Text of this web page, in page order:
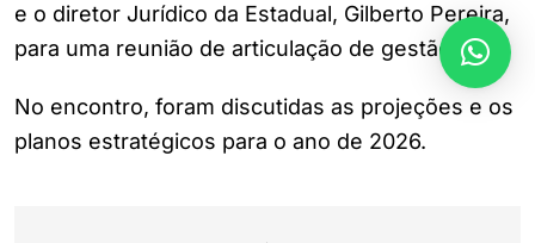
e o diretor Jurídico da Estadual, Gilberto Pereira,
para uma reunião de articulação de gestão.
No encontro, foram discutidas as projeções e os
planos estratégicos para o ano de 2026.